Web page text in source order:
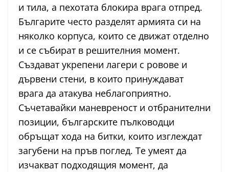
и тила, а пехотата блокира врага отпред.
Българите често разделят армията си на
няколко корпуса, които се движат отделно
и се събират в решителния момент.
Създават укрепени лагери с ровове и
дървени стени, в които принуждават
врага да атакува неблагоприятно.
Съчетавайки маневреност и отбранителни
позиции, българските пълководци
обръщат хода на битки, които изглеждат
загубени на пръв поглед. Те умеят да
изчакват подходящия момент, да